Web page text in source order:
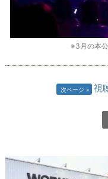
※3月の本
次ページ 視